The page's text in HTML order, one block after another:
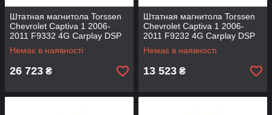
Штатная магнитола Torssen
Chevrolet Captiva 1 2006-
2011 F9332 4G Carplay DSP
Немає в наявності
26 723 ₴
Штатная магнитола Torssen
Chevrolet Captiva 1 2006-
2011 F9232 4G Carplay DSP
Немає в наявності
13 523 ₴